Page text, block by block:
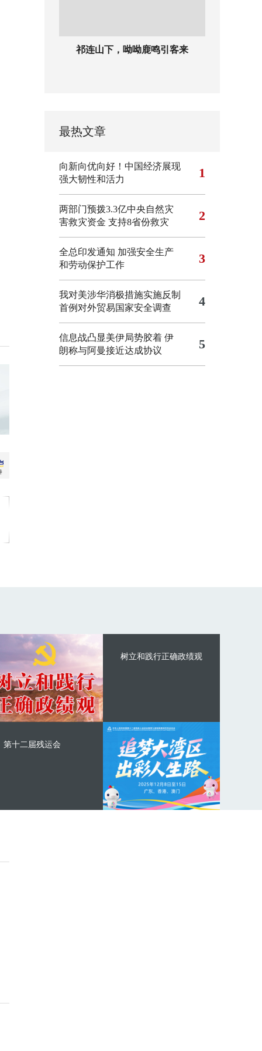
祁连山下，呦呦鹿鸣引客来
最热文章
向新向优向好！中国经济展现
强大韧性和活力
1
两部门预拨3.3亿中央自然灾
害救灾资金 支持8省份救灾
2
全总印发通知 加强安全生产
和劳动保护工作
3
我对美涉华消极措施实施反制
首例对外贸易国家安全调查
4
信息战凸显美伊局势胶着 伊
朗称与阿曼接近达成协议
5
树立和践行正确政绩观
第十二届残运会